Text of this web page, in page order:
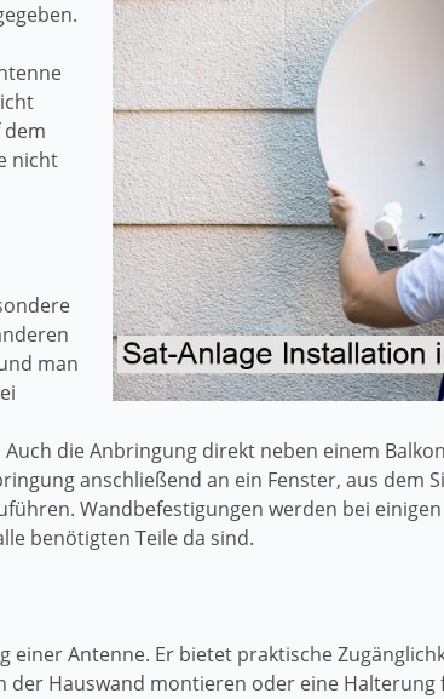
nicht
man
die Anbringung direkt neben einem
anschließend an ein Fenster, aus dem
Wandbefestigungen werden bei
benötigten Teile da sind.
Antenne. Er bietet praktische
Hauswand montieren oder eine Halterung